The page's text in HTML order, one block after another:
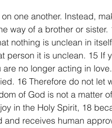
one another. Instead,
way of a brother or sister.
nothing is unclean in
person it is unclean. 15 If
no longer acting in
16 Therefore do not let
of God is not a matter
in the Holy Spirit, 18
and receives human